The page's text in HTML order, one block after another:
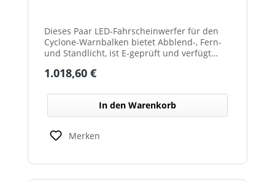
Dieses Paar LED-Fahrscheinwerfer für den
Cyclone-Warnbalken bietet Abblend-, Fern-
und Standlicht, ist E-geprüft und verfügt
Einsatz im Winterdienst.
Regulärer Preis:
1.018,60 €
In den Warenkorb
Merken